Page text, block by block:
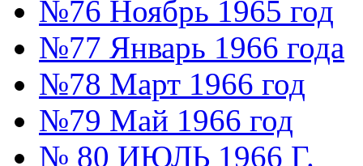
№76 Ноябрь 1965 год
№77 Январь 1966 года
№78 Март 1966 год
№79 Май 1966 год
№ 80 ИЮЛЬ 1966 Г.